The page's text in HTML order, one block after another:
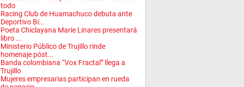
todo
Racing Club de Huamachuco debuta ante
Deportivo Bi...
Poeta Chiclayana Marie Linares presentará
libro ...
Ministerio Público de Trujillo rinde
homenaje póst...
Banda colombiana “Vox Fractal” llega a
Trujillo
Mujeres empresarias participan en rueda